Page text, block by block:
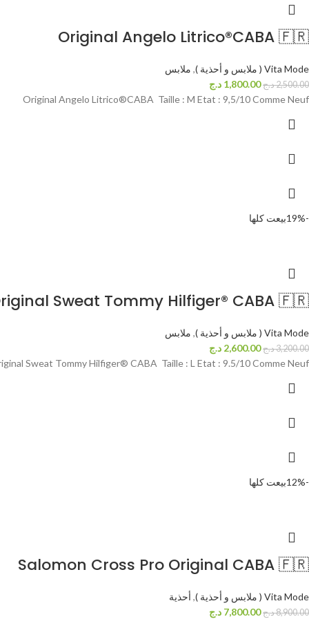
Original Angelo Litrico®CABA 🇫🇷
Vita Mode ( ملابس و أحذية ) , ملابس
2,500.00د.ج 1,800.00 د.ج
Original Angelo Litrico®CABA Taille : M Etat : 9,5/10 Comme Neuf
-19% بيعت كلها
Sweat Tommy Hilfiger® CABA 🇫🇷
Vita Mode ( ملابس و أحذية ) , ملابس
3,200.00د.ج 2,600.00 د.ج
Sweat Tommy Hilfiger® CABA Taille : L Etat : 9.5/10 Comme Neuf
-12% بيعت كلها
Salomon Cross Pro Original CABA 🇫🇷
Vita Mode ( ملابس و أحذية ) , أحذية
8,900.00د.ج 7,800.00 د.ج